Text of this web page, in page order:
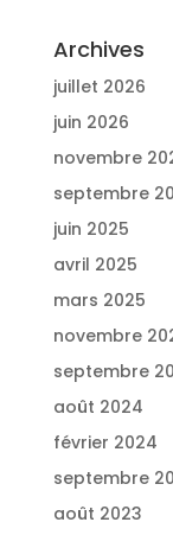
Archives
juillet 2026
juin 2026
novembre
septembre
juin 2025
avril 2025
mars 2025
novembre
septembre
août 2024
février 2024
septembre
août 2023